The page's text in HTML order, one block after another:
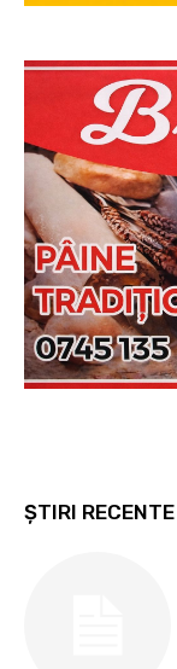
ȘTIRI RECENTE